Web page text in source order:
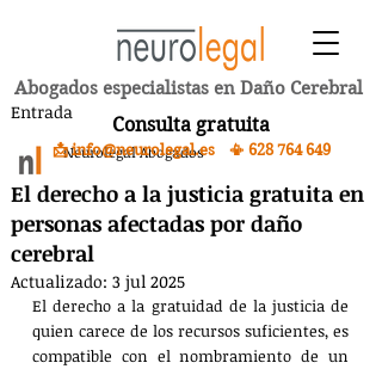
Abogados especialistas en Daño Cerebral
Consulta gratuita
📩 info@neurolegal.es 📳 628 764 649
Entrada
El derecho a la justicia gratuita en
personas afectadas por daño
cerebral
Neurolegal Abogados
Actualizado: 3 jul 2025
El derecho a la gratuidad de la justicia de
quien carece de los recursos suficientes, es
compatible con el nombramiento de un